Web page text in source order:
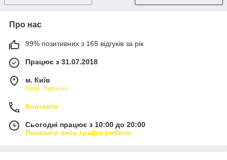
Про нас
99% позитивних з 165 відгуків за рік
Працює з 31.07.2018
м. Київ
Київ, Україна
Контакти
Сьогодні працює з 10:00 до 20:00
Показати весь графік роботи